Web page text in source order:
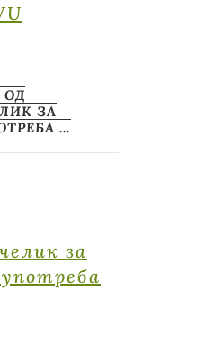
ОД
ЗА
…